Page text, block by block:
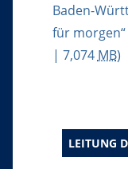
Baden-
für
| 7,074 MB)
LEITUNG